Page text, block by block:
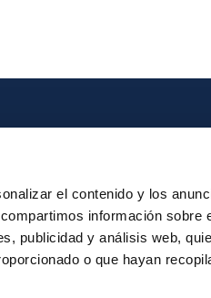
el contenido y los
información sobre
publicidad y análisis web,
o que hayan
Annual Reports